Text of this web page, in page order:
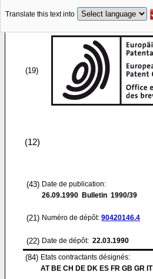
Translate this text into
(19)
(12)
(43) Date de publication:
26.09.1990 Bulletin 1990/39
(21) Numéro de dépôt: 90420146.4
(22) Date de dépôt: 22.03.1990
(84) Etats contractants désignés:
AT BE CH DE DK ES FR GB GR